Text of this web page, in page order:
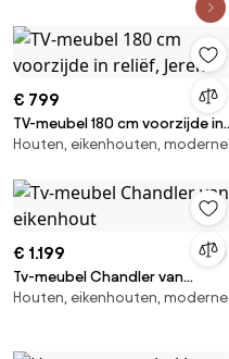
€ 799
TV-meubel 180 cm voorzijde in
reliëf, Jerem
Houten, eikenhouten, moderne
€ 1.199
Tv-meubel Chandler van
eikenhout
Houten, eikenhouten, moderne